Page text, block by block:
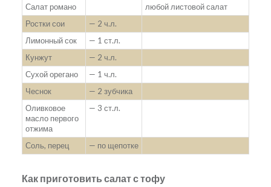
Салат романо
любой листовой салат
Ростки сои
— 2 ч.л.
Лимонный сок
— 1 ст.л.
Кунжут
— 2 ч.л.
Сухой орегано
— 1 ч.л.
Чеснок
— 2 зубчика
Оливковое
масло первого
отжима
— 3 ст.л.
Соль, перец — по щепотке
Как приготовить салат с тофу